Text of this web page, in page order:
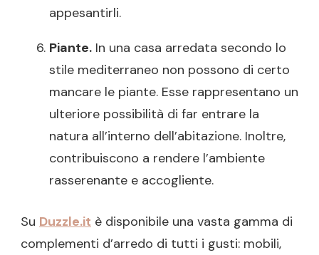
appesantirli.
Piante. In una casa arredata secondo lo
stile mediterraneo non possono di certo
mancare le piante. Esse rappresentano un
ulteriore possibilità di far entrare la
natura all’interno dell’abitazione. Inoltre,
contribuiscono a rendere l’ambiente
rasserenante e accogliente.
Su Duzzle.it è disponibile una vasta gamma di
complementi d’arredo di tutti i gusti: mobili,